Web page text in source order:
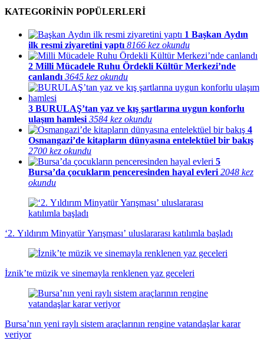
KATEGORİNİN POPÜLERLERİ
1 Başkan Aydın
ilk resmi ziyaretini yaptı 8166 kez okundu
2 Milli Mücadele Ruhu Ördekli Kültür Merkezi’nde
canlandı 3645 kez okundu
3 BURULAŞ’tan yaz ve kış şartlarına uygun konforlu
ulaşım hamlesi 3584 kez okundu
4
Osmangazi’de kitapların dünyasına entelektüel bir bakış
2700 kez okundu
5
Bursa’da çocukların penceresinden hayal evleri 2048 kez
okundu
‘2. Yıldırım Minyatür Yarışması’ uluslararası katılımla başladı
İznik’te müzik ve sinemayla renklenen yaz geceleri
Bursa’nın yeni raylı sistem araçlarının rengine vatandaşlar karar
veriyor